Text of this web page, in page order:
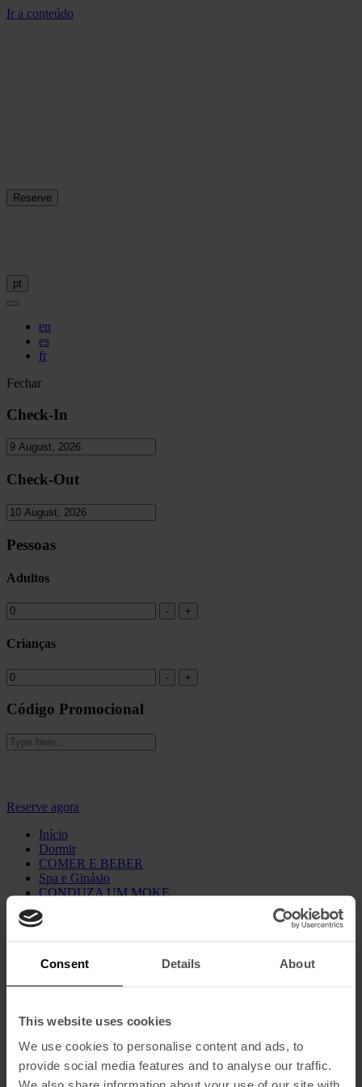
Consent Details About
This website uses cookies
We use cookies to personalise content and ads, to
provide social media features and to analyse our traffic.
Ir a conteúdo
Reserve
pt
en
es
fr
Fechar
Check-In
Check-Out
Pessoas
Adultos
Crianças
Código Promocional
Reserve agora
Início
Dormir
COMER E BEBER
Spa e Ginásio
CONDUZA UM MOKE
Sustentabilidade
Conheça o melhor da cidade
Outros Serviços
Ofertas
Português
English(Inglês)